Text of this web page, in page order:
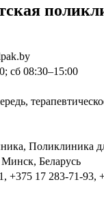
сб 08:30–15:00
Поликлиника
Беларусь
+375 17 283-71-93,